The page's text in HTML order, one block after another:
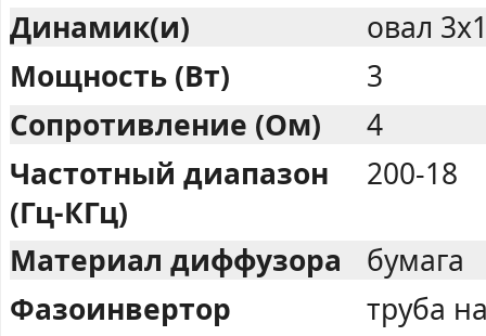
Динамик(и)
овал
Мощность (Вт)
3
Сопротивление (Ом)
4
Частотный диапазон
(Гц-КГц)
200-18
Материал диффузора
бумага
Фазоинвертор
труба